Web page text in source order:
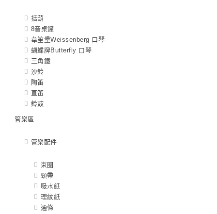
括葫
8音桌鐘
韋笙堡Weissenberg 口琴
蝴蝶牌Butterfly 口琴
三角鐵
沙鈴
陶笛
直笛
鈴鼓
管樂區
管樂配件
束圈
頸帶
吸水紙
理紋紙
通條